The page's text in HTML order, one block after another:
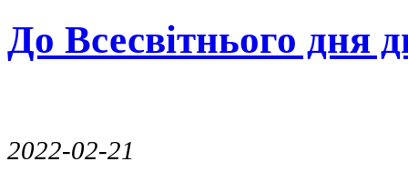
До Всесвітнього дня
2022-02-21